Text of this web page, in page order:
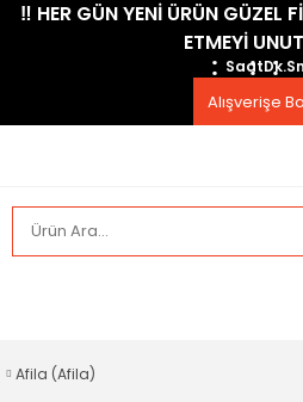
​‼️​ HER GÜN YENİ ÜRÜN GÜZEL
ETMEYİ
SaatDk.
Alışverişe
Afila (Afila)